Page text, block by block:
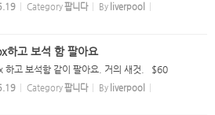
Category팝니다 By liverpool
하고 보석 함 팔아요
하고 보석함 같이 팔아요. 거의 새것. $60
Category팝니다 By liverpool